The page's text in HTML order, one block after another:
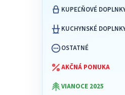
KUPEĽŇOVÉ
KUCHYNSKÉ
OSTATNÉ
AKČNÁ PONUKA
VIANOCE 2025